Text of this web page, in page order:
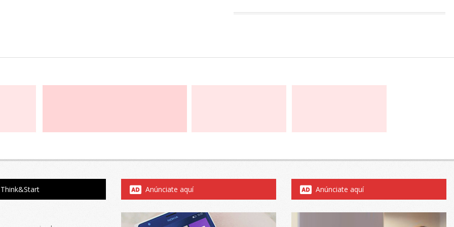
Anúnciate aquí Anúnciate aquí